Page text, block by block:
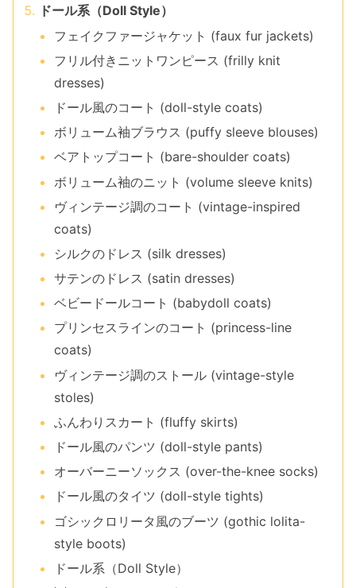
ドール系（Doll Style）
フェイクファージャケット (faux fur jackets)
フリル付きニットワンピース (frilly knit
dresses)
ドール風のコート (doll-style coats)
ボリューム袖ブラウス (puffy sleeve blouses)
ベアトップコート (bare-shoulder coats)
ボリューム袖のニット (volume sleeve knits)
ヴィンテージ調のコート (vintage-inspired
coats)
シルクのドレス (silk dresses)
サテンのドレス (satin dresses)
ベビードールコート (babydoll coats)
プリンセスラインのコート (princess-line
coats)
ヴィンテージ調のストール (vintage-style
stoles)
ふんわりスカート (fluffy skirts)
ドール風のパンツ (doll-style pants)
オーバーニーソックス (over-the-knee socks)
ドール風のタイツ (doll-style tights)
ゴシックロリータ風のブーツ (gothic lolita-
style boots)
ドール系（Doll Style）